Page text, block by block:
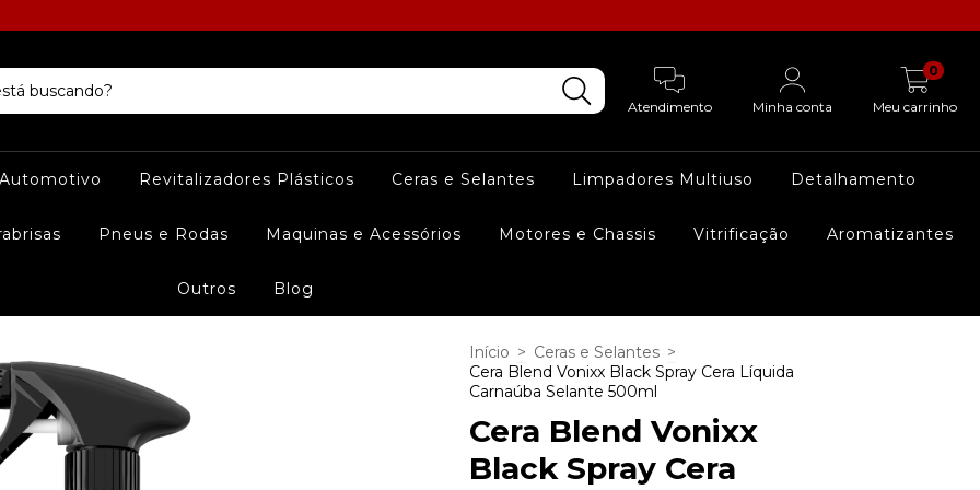
Atendimento Minha conta Meu carrinho
0
Revitalizadores Plásticos Ceras e Selantes Limpadores Multiuso Detalhamento
Pneus e Rodas Maquinas e Acessórios Motores e Chassis Vitrificação Aromatizantes
Outros Blog
Início > Ceras e Selantes >
Cera Blend Vonixx Black Spray Cera Líquida
Carnaúba Selante 500ml
Cera Blend Vonixx
Black Spray Cera